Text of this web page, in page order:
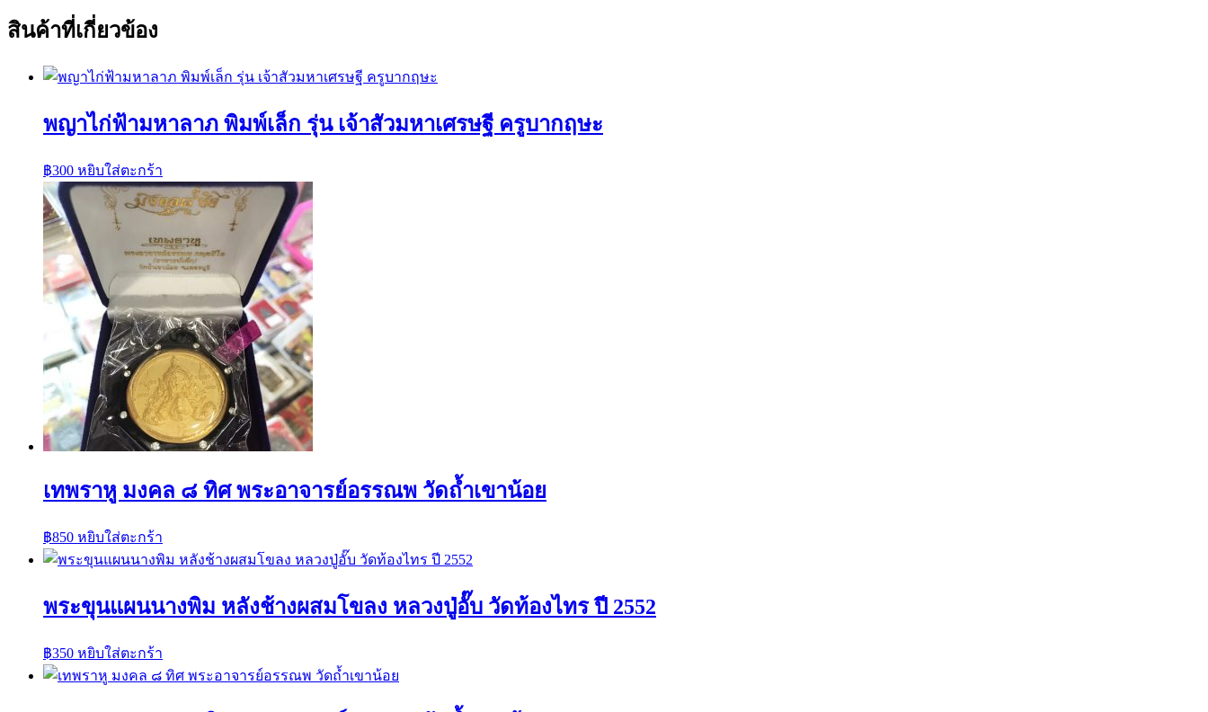
สินค้าที่เกี่ยวข้อง
พญาไก่ฟ้ามหาลาภ พิมพ์เล็ก รุ่น เจ้าสัวมหาเศรษฐี ครูบากฤษะ
฿300 หยิบใส่ตะกร้า
เทพราหู มงคล ๘ ทิศ พระอาจารย์อรรณพ วัดถ้ำเขาน้อย
฿850 หยิบใส่ตะกร้า
พระขุนแผนนางพิม หลังช้างผสมโขลง หลวงปู่อั๊บ วัดท้องไทร ปี 2552
฿350 หยิบใส่ตะกร้า